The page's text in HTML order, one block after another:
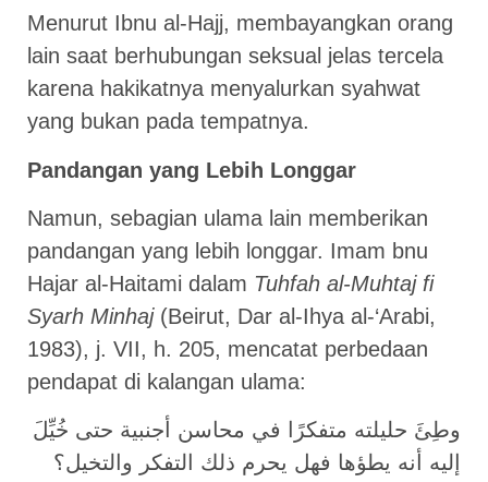
Menurut Ibnu al-Hajj, membayangkan orang
lain saat berhubungan seksual jelas tercela
karena hakikatnya menyalurkan syahwat
yang bukan pada tempatnya.
Pandangan yang Lebih Longgar
Namun, sebagian ulama lain memberikan
pandangan yang lebih longgar. Imam bnu
Hajar al-Haitami dalam Tuhfah al-Muhtaj fi
Syarh Minhaj(Beirut, Dar al-Ihya al-‘Arabi,
1983), j. VII, h. 205, mencatat perbedaan
pendapat di kalangan ulama:
وطِئَ حليلته متفكرًا في محاسن أجنبية حتى خُيِّلَ
إليه أنه يطؤها فهل يحرم ذلك التفكر والتخيل؟